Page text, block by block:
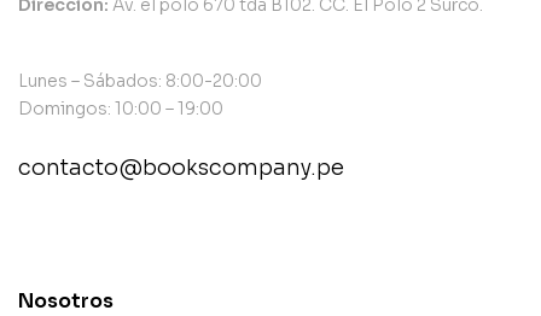
Dirección: Av. el polo 670 tda B102. CC. El Polo 2 Surco.
Lunes – Sábados: 8:00-20:00
Domingos: 10:00 – 19:00
contacto@bookscompany.pe
Nosotros